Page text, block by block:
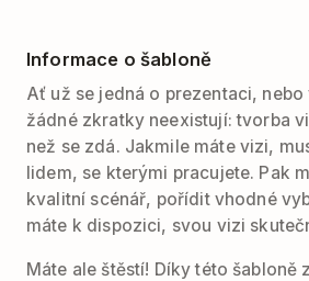
Informace o šabloně
Ať už se jedná o prezentaci,
žádné zkratky neexistují: tvorba
než se zdá. Jakmile máte vizi,
lidem, se kterými pracujete. Pak
kvalitní scénář, pořídit vhodné
máte k dispozici, svou vizi
Máte ale štěstí! Díky této šabloně